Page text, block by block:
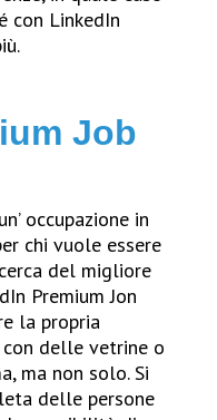
con LinkedIn
Job
occupazione in
chi vuole essere
del migliore
Premium Jon
la propria
delle vetrine o
ma non solo. Si
delle persone